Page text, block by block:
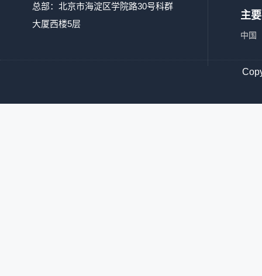
总部：北京市海淀区学院路30号科群
大厦西楼5层
主
中国